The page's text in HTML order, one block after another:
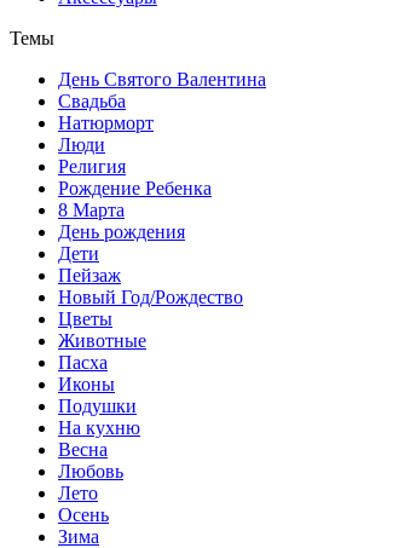
Темы
День Святого Валентина
Свадьба
Натюрморт
Люди
Религия
Рождение Ребенка
8 Марта
День рождения
Дети
Пейзаж
Новый Год/Рождество
Цветы
Животные
Пасха
Иконы
Подушки
На кухню
Весна
Любовь
Лето
Осень
Зима